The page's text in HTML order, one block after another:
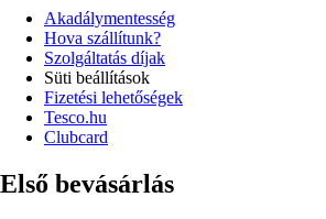
Akadálymentesség
Hova szállítunk?
Szolgáltatás díjak
Süti beállítások
Fizetési lehetőségek
Tesco.hu
Clubcard
Első bevásárlás